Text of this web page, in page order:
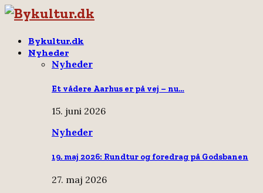
Bykultur.dk
Nyheder
Nyheder
Et vådere Aarhus er på vej – nu…
15. juni 2026
Nyheder
19. maj 2026: Rundtur og foredrag på Godsbanen
27. maj 2026